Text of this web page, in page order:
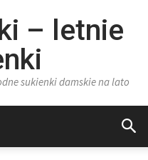
– letnie
sukienki damskie na lato